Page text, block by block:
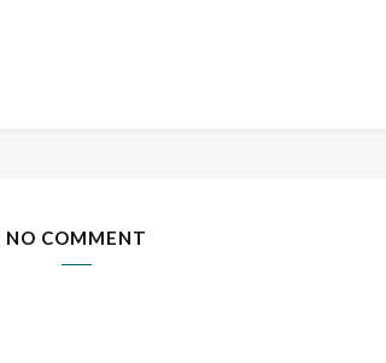
NO COMMENT